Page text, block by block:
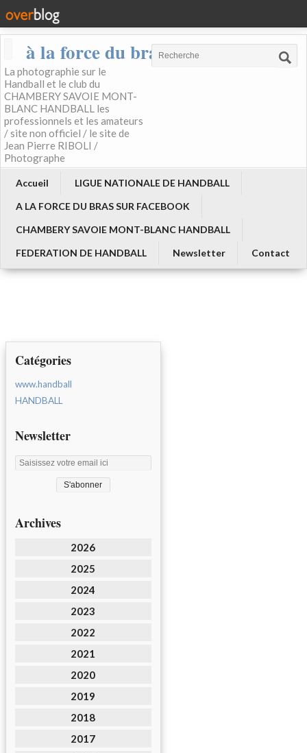
à la force du bras
La photographie sur le
Handball et le club du
CHAMBERY SAVOIE MONT-
BLANC HANDBALL les
professionnels et les amateurs
/ site non officiel / le site de
Jean Pierre RIBOLI /
Photographe
Accueil
LIGUE NATIONALE DE HANDBALL
A LA FORCE DU BRAS SUR FACEBOOK
CHAMBERY SAVOIE MONT-BLANC HANDBALL
FEDERATION DE HANDBALL
Newsletter Contact
Catégories
www.handball
HANDBALL
Newsletter
Archives
2026
2025
2024
2023
2022
2021
2020
2019
2018
2017